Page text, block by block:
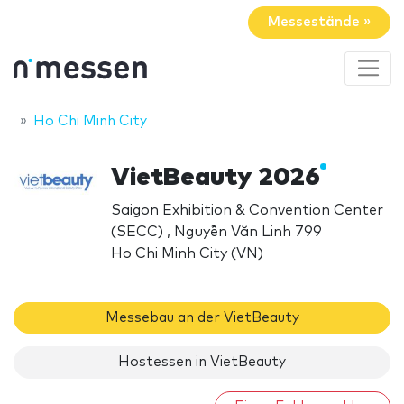
Messestände »
Ho Chi Minh City
VietBeauty 2026
Saigon Exhibition & Convention Center
(SECC) , Nguyễn Văn Linh 799
Ho Chi Minh City (VN)
Messebau an der VietBeauty
Hostessen in VietBeauty